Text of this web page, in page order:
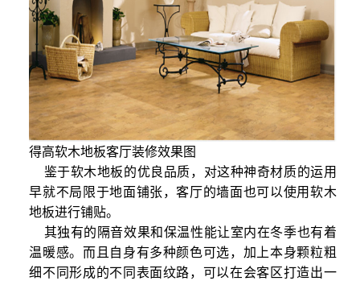
得高软木地板客厅装修效果图
鉴于软木地板的优良品质，对这种神奇材质的运用
早就不局限于地面铺张，客厅的墙面也可以使用软木
地板进行铺贴。
其独有的隔音效果和保温性能让室内在冬季也有着
温暖感。而且自身有多种颜色可选，加上本身颗粒粗
细不同形成的不同表面纹路，可以在会客区打造出一